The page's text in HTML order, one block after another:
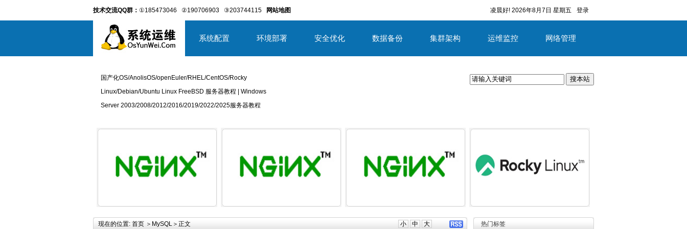
技术交流QQ群： ①185473046 ②190706903 ③203744115 网站地图 登录
凌晨好! 2026年8月7日 星期五
系统配置 环境部署 安全优化 数据备份 集群架构 运维监控 网络管理
国产化OS/AnolisOS/openEuler/RHEL/CentOS/Rocky
Linux/Debian/Ubuntu Linux FreeBSD 服务器教程 | Windows
Server 2003/2008/2012/2016/2019/2022/2025服务器教程
搜本站
现在的位置: 首页 ＞ MySQL ＞正文 小 中 大 热门标签